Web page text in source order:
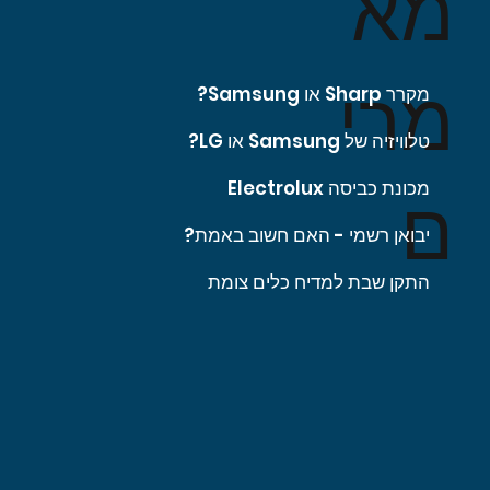
מרי
ם
מקרר Sharp או Samsung?
טלוויזיה של Samsung או LG?
מכונת כביסה Electrolux
יבואן רשמי - האם חשוב באמת?
התקן שבת למדיח כלים צומת